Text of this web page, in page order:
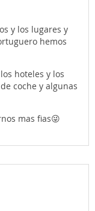
y los lugares y
hemos
hoteles y los
coche y algunas
mas fias😜